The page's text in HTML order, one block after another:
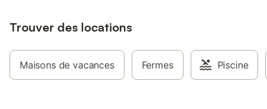
donnant la liberté
alentours. Pièces à
communs
Trouver des locations
Maisons de vacances Fermes Piscine